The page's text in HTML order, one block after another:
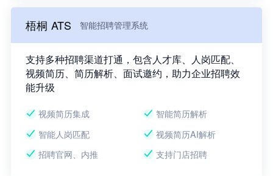
梧桐 ATS 智能招聘管理系统
支持多种招聘渠道打通，包含人才库、人岗匹配、
视频简历、简历解析、面试邀约，助力企业招聘效
能升级
视频简历集成
智能简历解析
智能人岗匹配
视频简历AI解析
招聘官网、内推
支持门店招聘